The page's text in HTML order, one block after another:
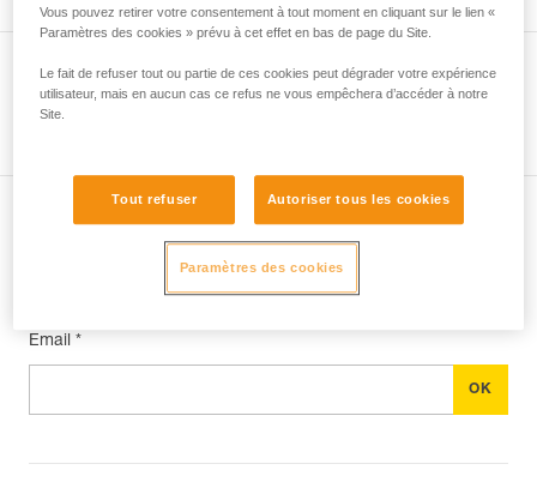
Abonnez-vous à la newsletter
Email *
Vous pouvez retirer votre consentement à tout moment en cliquant sur le lien «
Paramètres des cookies » prévu à cet effet en bas de page du Site.
Le fait de refuser tout ou partie de ces cookies peut dégrader votre expérience
utilisateur, mais en aucun cas ce refus ne vous empêchera d’accéder à notre
Site.
Tout refuser Autoriser tous les cookies
Paramètres des cookies